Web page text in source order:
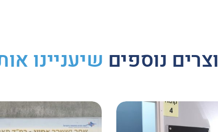
נוספים שיעניינו